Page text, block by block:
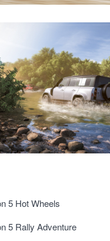
5 Hot Wheels
5 Rally Adventure